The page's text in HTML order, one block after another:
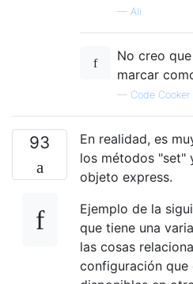
— Ali
No creo
marcar
— Code Cooker
93
En realidad, es
los métodos "set"
objeto express.
Ejemplo de la
que tiene una
las cosas
configuración que